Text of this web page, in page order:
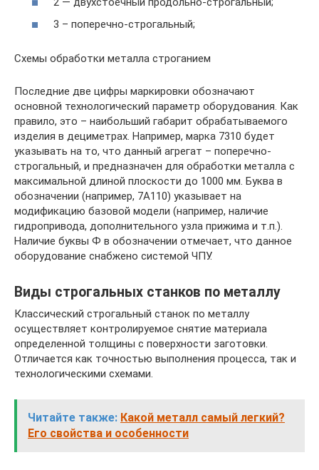
3 – поперечно-строгальный;
Схемы обработки металла строганием
Последние две цифры маркировки обозначают
основной технологический параметр оборудования. Как
правило, это – наибольший габарит обрабатываемого
изделия в дециметрах. Например, марка 7310 будет
указывать на то, что данный агрегат – поперечно-
строгальный, и предназначен для обработки металла с
максимальной длиной плоскости до 1000 мм. Буква в
обозначении (например, 7А110) указывает на
модификацию базовой модели (например, наличие
гидропривода, дополнительного узла прижима и т.п.).
Наличие буквы Ф в обозначении отмечает, что данное
оборудование снабжено системой ЧПУ.
Виды строгальных станков по металлу
Классический строгальный станок по металлу
осуществляет контролируемое снятие материала
определенной толщины с поверхности заготовки.
Отличается как точностью выполнения процесса, так и
технологическими схемами.
Читайте также: Какой металл самый легкий?
Его свойства и особенности